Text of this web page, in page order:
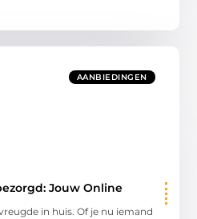
AANBIEDINGEN
Jouw Online
in huis. Of je nu iemand